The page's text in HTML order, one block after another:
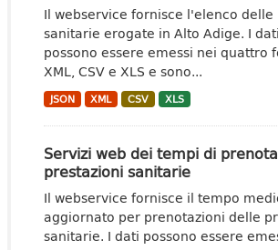
Il webservice fornisce l'elenco delle
sanitarie erogate in Alto Adige. I
possono essere emessi nei quattro
XML, CSV e XLS e sono...
JSON XML CSV XLS
Servizi web dei tempi di
prestazioni sanitarie
Il webservice fornisce il tempo
aggiornato per prenotazioni delle
sanitarie. I dati possono essere